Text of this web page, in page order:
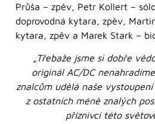
Průša – zpěv, Petr Kollert –
doprovodná kytara, zpěv,
kytara, zpěv a Marek Stark –
„Třebaže jsme si dobře
originál AC/DC
znalcům udělá naše
z ostatních méně znalých
příznivci této